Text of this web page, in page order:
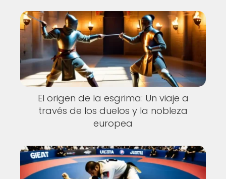
El origen de la esgrima: Un viaje a
través de los duelos y la nobleza
europea